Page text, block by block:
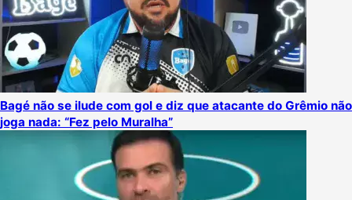
Bagé não se ilude com gol e diz que atacante do Grêmio não
joga nada: “Fez pelo Muralha”